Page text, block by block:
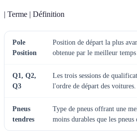
| Terme | Définition
Pole
Position
Position de départ la plus
obtenue par le meilleur
Q1, Q2,
Q3
Les trois sessions de
l'ordre de départ des voitures.
Pneus
tendres
Type de pneus offrant une
moins durables que les pneus